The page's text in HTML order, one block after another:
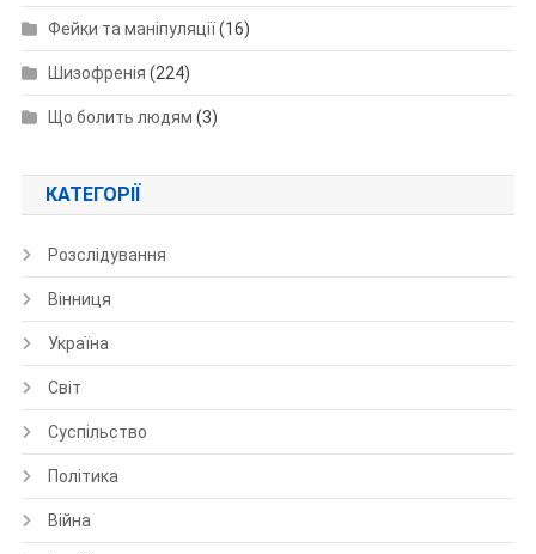
Фейки та маніпуляції(16)
Шизофренія (224)
Що болить людям (3)
КАТЕГОРІЇ
Розслідування
Вінниця
Україна
Світ
Суспільство
Політика
Війна